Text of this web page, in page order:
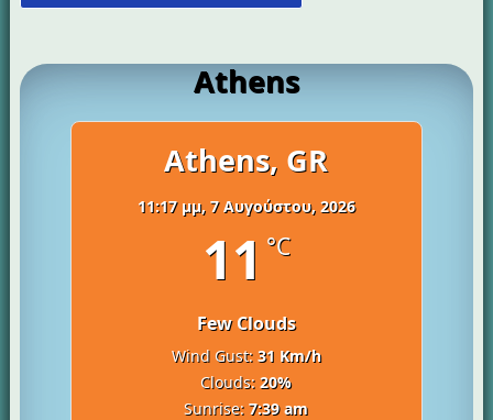
ειδικών
μαθημάτων
Athens
Athens, GR
11:17 μμ, 7 Αυγούστου, 2026
11 °C
Few Clouds
Wind Gust: 31 Km/h
Clouds: 20%
Sunrise: 7:39 am